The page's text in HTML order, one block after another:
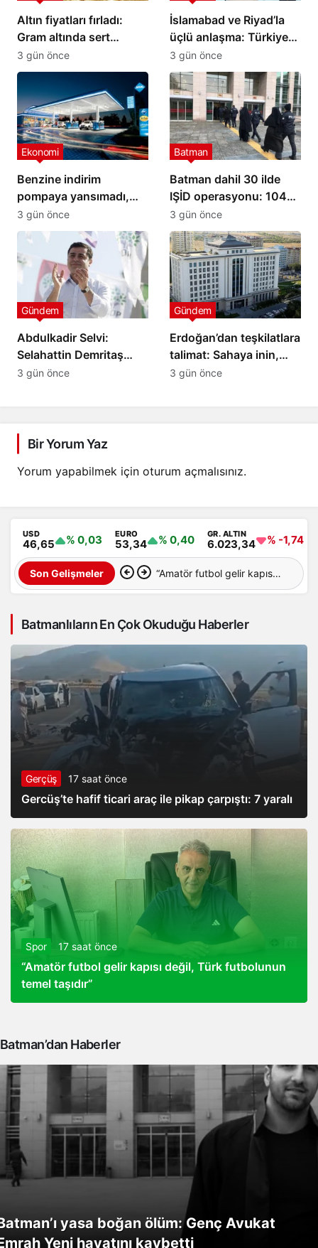
Altın fiyatları fırladı:
Gram altında sert
yükseliş
3 gün önce
İslamabad ve Riyad’la
üçlü anlaşma: Türkiye
yeni savunma ittifakını
imzaladı
3 gün önce
Benzine indirim
pompaya yansımadı,
yeni zam geliyor
Ekonomi
3 gün önce
Batman dahil 30 ilde
IŞİD operasyonu: 104
şüpheli yakalandı
Batman
3 gün önce
Abdulkadir Selvi:
Selahattin Demritaş
yasadan
Gündem
3 gün önce
Erdoğan’dan teşkilatlara
talimat: Sahaya inin,
süreci anlatın
Gündem
3 gün önce
Bir Yorum Yaz
Yorum yapabilmek için oturum açmalısınız.
USD
46,65 % 0,03 EURO
53,34 % 0,40 GR. ALTIN
6.023,34 % -1,74
Son Gelişmeler “Amatör futbol gelir kapısı
temel taşıdır”
Batmanlıların En Çok Okuduğu Haberler
Gerçüş 17 saat önce
Gercüş’te hafif ticari araç ile pikap çarpıştı: 7 yaralı
Spor 17 saat önce
“Amatör futbol gelir kapısı değil, Türk futbolunun
temel taşıdır”
Batman’dan Haberler
yasa boğan ölüm: Genç Avukat
Yeni hayatını kaybetti